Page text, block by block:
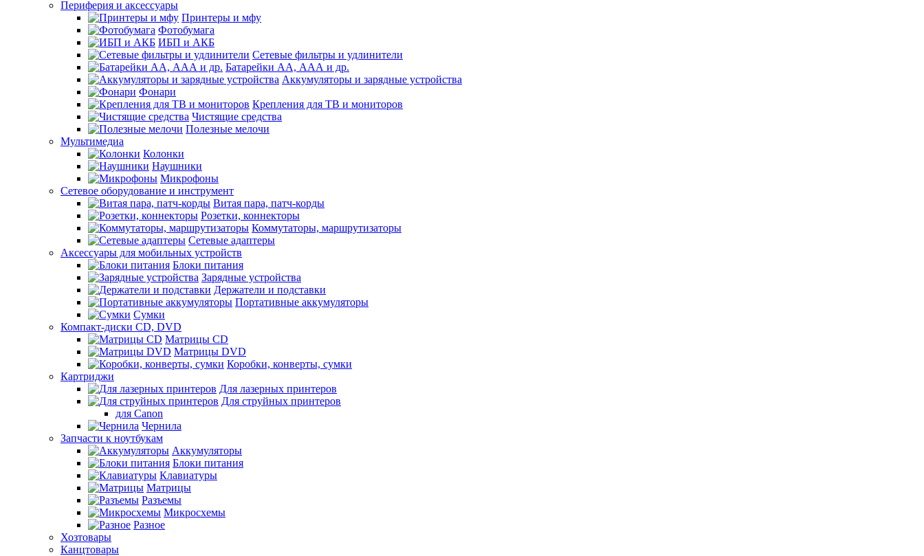
Периферия и аксессуары
Принтеры и мфу
Фотобумага
ИБП и АКБ
Сетевые фильтры и удлинители
Батарейки АА, ААА и др.
Аккумуляторы и зарядные устройства
Фонари
Крепления для ТВ и мониторов
Чистящие средства
Полезные мелочи
Мультимедиа
Колонки
Наушники
Микрофоны
Сетевое оборудование и инструмент
Витая пара, патч-корды
Розетки, коннекторы
Коммутаторы, маршрутизаторы
Сетевые адаптеры
Аксессуары для мобильных устройств
Блоки питания
Зарядные устройства
Держатели и подставки
Портативные аккумуляторы
Сумки
Компакт-диски CD, DVD
Матрицы CD
Матрицы DVD
Коробки, конверты, сумки
Картриджи
Для лазерных принтеров
Для струйных принтеров
для Canon
Чернила
Запчасти к ноутбукам
Аккумуляторы
Блоки питания
Клавиатуры
Матрицы
Разъемы
Микросхемы
Разное
Хозтовары
Канцтовары